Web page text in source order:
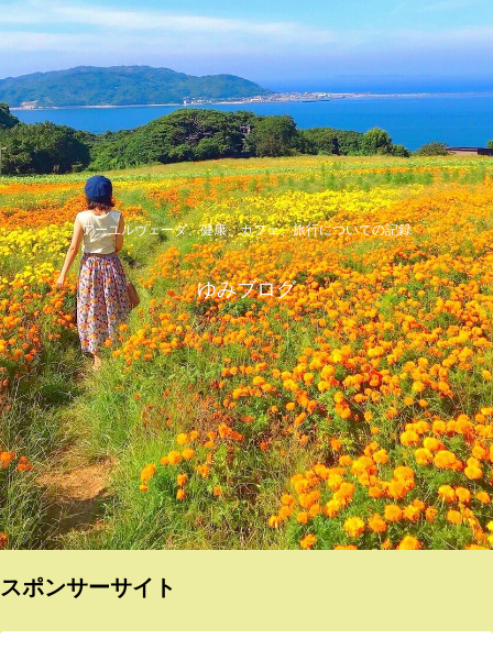
アーユルヴェーダ、健康、カフェ、旅行についての記録
ゆみブログ
スポンサーサイト